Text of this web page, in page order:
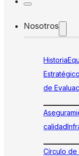
Nosotros
Historia
Estratégico
de
calidad
Círculo de